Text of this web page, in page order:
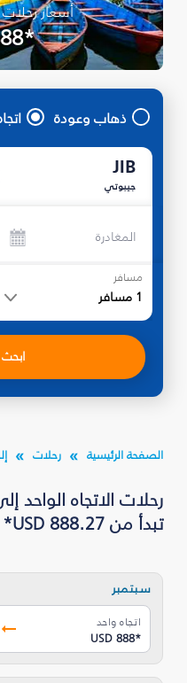
أسعار
*USD 888
ذهاب وعودة
JIB
جيبوتي
المغادرة
مسافر
1 مسافر
الصفحة الرئيسية رحلات
تبدأ من USD 888.27* - فلاي دبي
سبتمبر
اتجاه واحد
USD 888*